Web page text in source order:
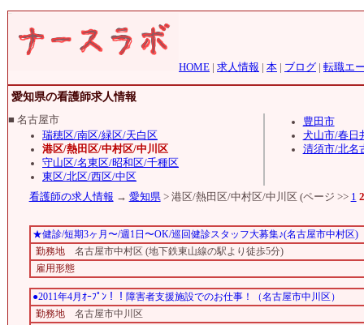
HOME | 求人情報 | 本 | ブログ | 転職エ
愛知県の看護師求人情報
■ 名古屋市
瑞穂区/南区/緑区/天白区
港区/熱田区/中村区/中川区
守山区/名東区/昭和区/千種区
東区/北区/西区/中区
豊田市
犬山市/春日
清須市/北名
看護師の求人情報 → 愛知県> 港区/熱田区/中村区/中川区 (ページ >> 1 2
★健診/短期3ヶ月〜/週1日〜OK/巡回健診スタッフ大募集♪(名古屋市中村区)
勤務地
名古屋市中村区 (地下鉄東山線の駅より徒歩5分)
雇用形態
●2011年4月ｵｰﾌﾟﾝ！！障害者支援施設でのお仕事！（名古屋市中川区）
勤務地
名古屋市中川区